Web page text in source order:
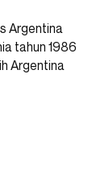
Argentina
tahun 1986
Argentina